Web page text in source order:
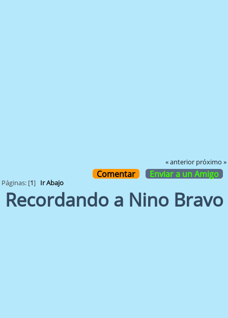
« anterior próximo »
Comentar Enviar a un Amigo
Páginas: [1] Ir Abajo
Recordando a Nino Bravo